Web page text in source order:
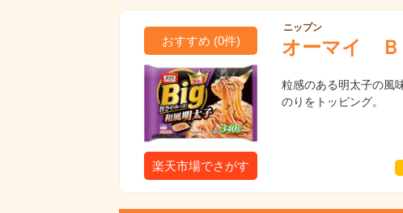
おすすめ (0件)
楽天市場でさがす
ニップン
オーマイ
粒感のある明太子の風
のりをトッピング。